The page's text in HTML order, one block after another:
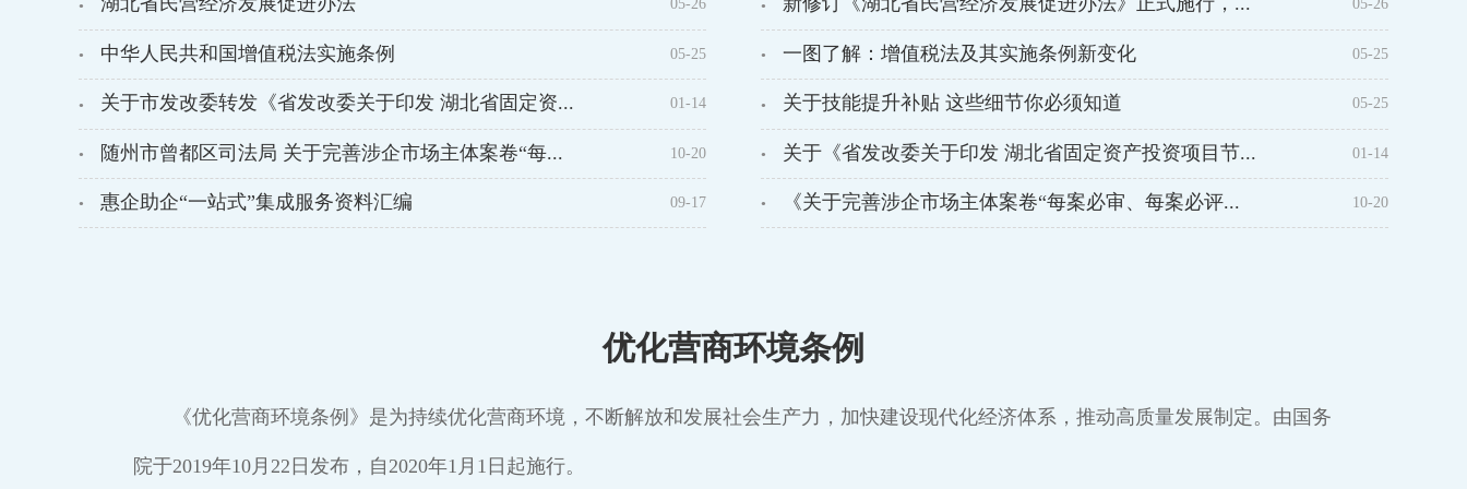
● 05-26
● 中华人民共和国增值税法实施条例 05-25
● 关于市发改委转发《省发改委关于印发 湖北省固定资... 01-14
● 随州市曾都区司法局 关于完善涉企市场主体案卷“每... 10-20
● 惠企助企“一站式”集成服务资料汇编 09-17
● 05-26
● 一图了解：增值税法及其实施条例新变化 05-25
● 关于技能提升补贴 这些细节你必须知道 05-25
● 关于《省发改委关于印发 湖北省固定资产投资项目节... 01-14
● 《关于完善涉企市场主体案卷“每案必审、每案必评... 10-20
优化营商环境条例
《优化营商环境条例》是为持续优化营商环境，不断解放和发展社会生产力，加快建设现代化经济体系，推动高质量发展制定。由国务
院于2019年10月22日发布，自2020年1月1日起施行。